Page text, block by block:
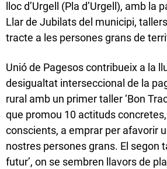
lloc d’Urgell (Pla d’Urgell), amb la
Llar de Jubilats del municipi,
tracte a les persones grans de
Unió de Pagesos contribueix a la
desigualtat interseccional de la
rural amb un primer taller ‘Bon
que promou 10 actituds
conscients, a emprar per afavorir
nostres persones grans. El segon
futur’, on se sembren llavors de